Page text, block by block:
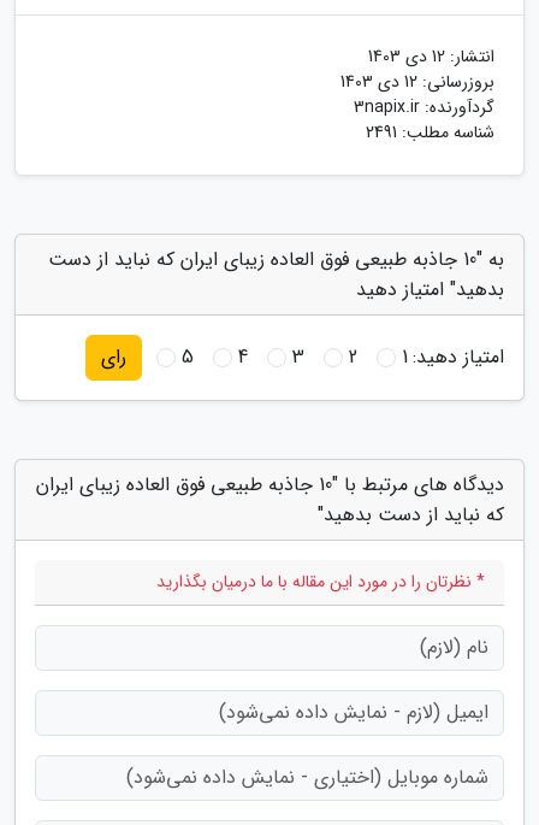
انتشار: 12 دی 1403
بروزرسانی: 12 دی 1403
گردآورنده: 3napix.ir
شناسه مطلب: 2491
به "10 جاذبه طبیعی فوق العاده زیبای ایران که نباید از دست
بدهید" امتیاز دهید
امتیاز دهید:1
2
3
4
5 رای
دیدگاه های مرتبط با "10 جاذبه طبیعی فوق العاده زیبای ایران
که نباید از دست بدهید"
* نظرتان را در مورد این مقاله با ما درمیان بگذارید